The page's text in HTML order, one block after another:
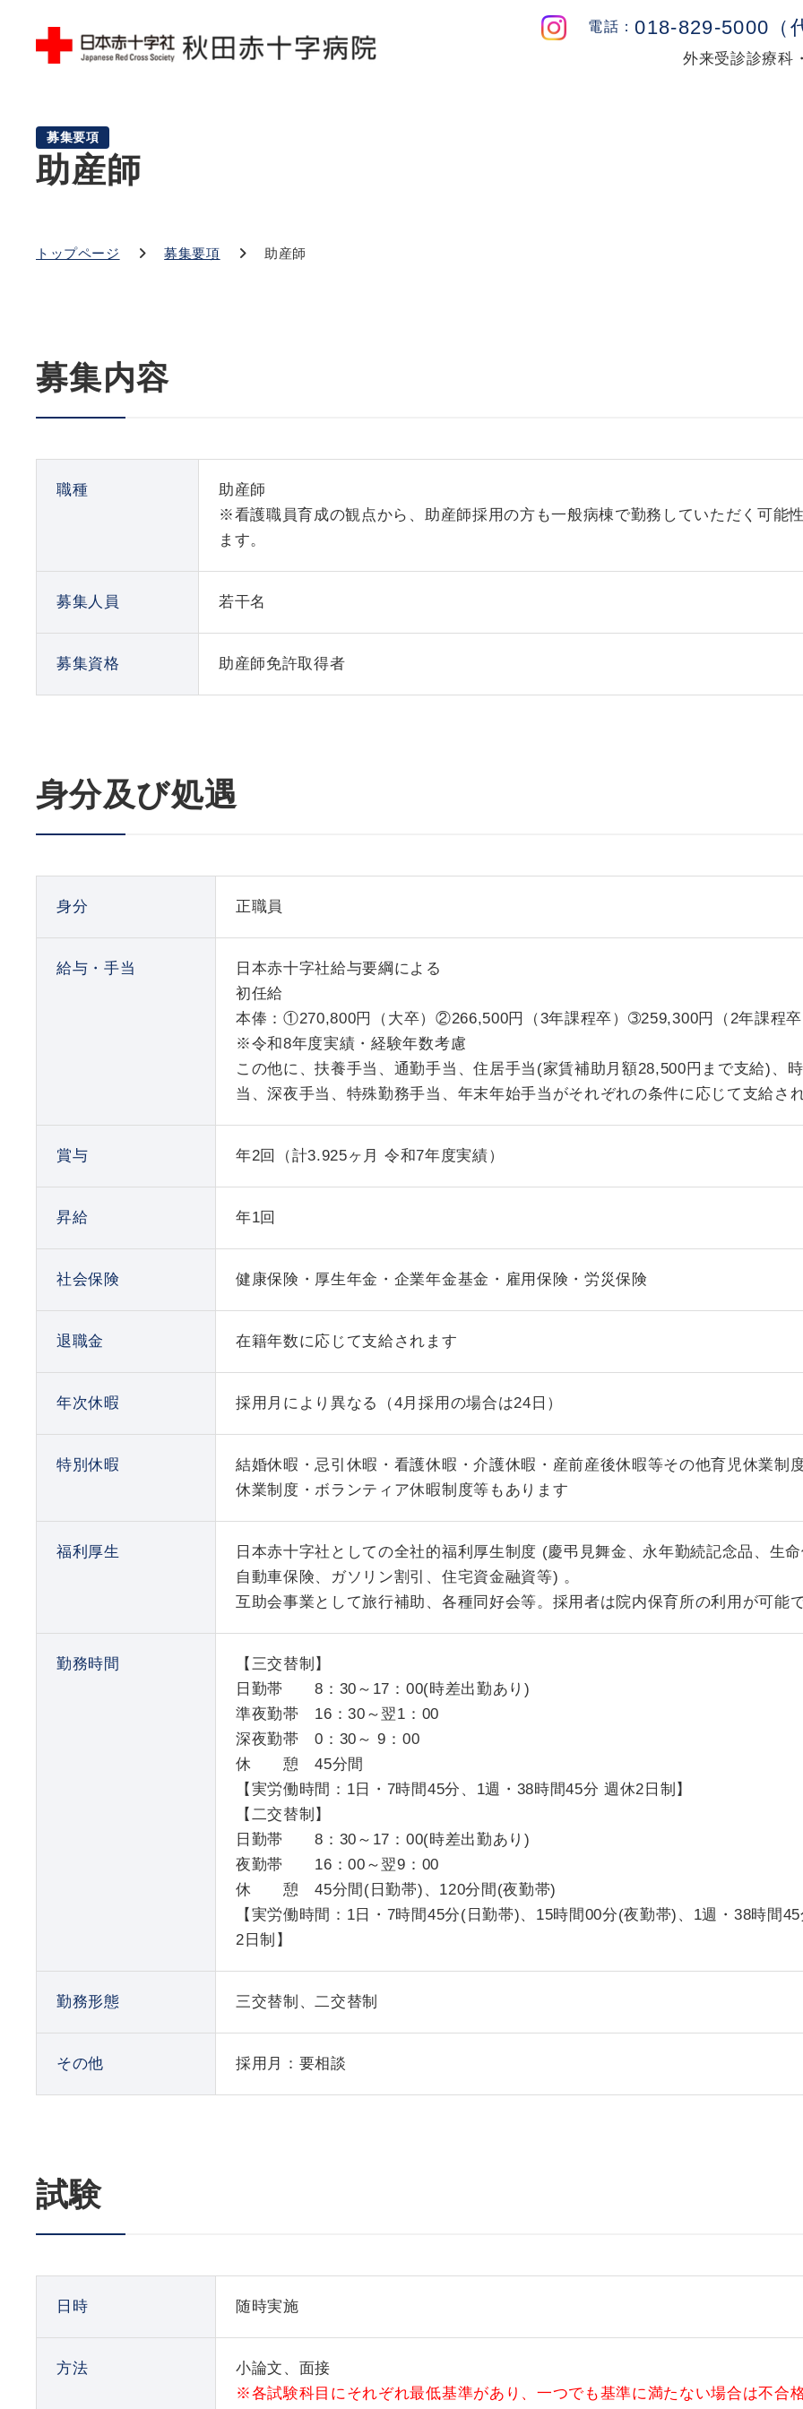
018-829-5000（
外来受診診療科
募集要項
助産師
トップページ 募集要項 助産師
募集内容
職種
助産師
※看護職員育成の観点から、助産師採用の方も一般病棟で勤務していただく可能
ます。
募集人員 若干名
募集資格 助産師免許取得者
身分及び処遇
身分 正職員
給与・手当
日本赤十字社給与要綱による
初任給
本俸：①270,800円（大卒）②266,500円（3年課程卒）➂259,300円（2年課程
※令和8年度実績・経験年数考慮
この他に、扶養手当、通勤手当、住居手当(家賃補助月額28,500円まで支給)、
当、深夜手当、特殊勤務手当、年末年始手当がそれぞれの条件に応じて支給さ
賞与 年2回（計3.925ヶ月 令和7年度実績）
昇給 年1回
社会保険 健康保険・厚生年金・企業年金基金・雇用保険・労災保険
退職金 在籍年数に応じて支給されます
年次休暇 採用月により異なる（4月採用の場合は24日）
特別休暇
結婚休暇・忌引休暇・看護休暇・介護休暇・産前産後休暇等その他育児休業制
休業制度・ボランティア休暇制度等もあります
福利厚生
日本赤十字社としての全社的福利厚生制度 (慶弔見舞金、永年勤続記念品、生
自動車保険、ガソリン割引、住宅資金融資等) 。
互助会事業として旅行補助、各種同好会等。採用者は院内保育所の利用が可能
勤務時間
【三交替制】
日勤帯 8：30～17：00(時差出勤あり)
準夜勤帯 16：30～翌1：00
深夜勤帯 0：30～ 9：00
休 憩 45分間
【実労働時間：1日・7時間45分、1週・38時間45分 週休2日制】
【二交替制】
日勤帯 8：30～17：00(時差出勤あり)
夜勤帯 16：00～翌9：00
休 憩 45分間(日勤帯)、120分間(夜勤帯)
【実労働時間：1日・7時間45分(日勤帯)、15時間00分(夜勤帯)、1週・38時間
2日制】
勤務形態 三交替制、二交替制
その他 採用月：要相談
試験
日時 随時実施
方法
小論文、面接
※各試験科目にそれぞれ最低基準があり、一つでも基準に満たない場合は不合